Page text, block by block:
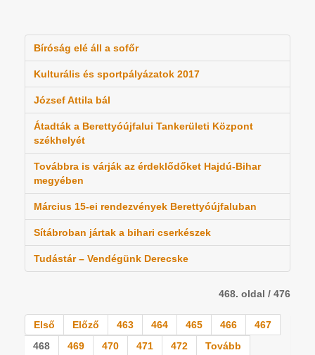
Bíróság elé áll a sofőr
Kulturális és sportpályázatok 2017
József Attila bál
Átadták a Berettyóújfalui Tankerületi Központ
székhelyét
Továbbra is várják az érdeklődőket Hajdú-Bihar
megyében
Március 15-ei rendezvények Berettyóújfaluban
Sítábroban jártak a bihari cserkészek
Tudástár – Vendégünk Derecske
468. oldal / 476
Első Előző 463 464 465 466
467
468
469 470 471 472
Tovább